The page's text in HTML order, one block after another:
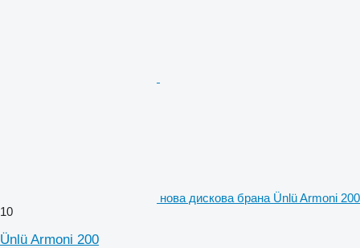
нова дискова брана Ünlü Armoni 200
10
Ünlü Armoni 200